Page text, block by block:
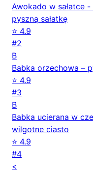
Awokado w sałatce
pyszną sałatkę
⭐ 4.9
#2
B
Babka orzechowa –
⭐ 4.9
#3
B
Babka ucierana w
wilgotne ciasto
⭐ 4.9
#4
<